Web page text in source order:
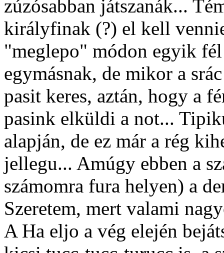
zúzósabban játszanák...
királyfinak (?) el kell
"meglepo" módon egyik
egymásnak, de mikor a
pasit keres, aztán, hogy a
pasink elküldi a not...
alapján, de ez már a rég
jellegu... Amúgy ebben a
számomra fura helyen) a
Szeretem, mert valami
A Ha eljo a vég elején